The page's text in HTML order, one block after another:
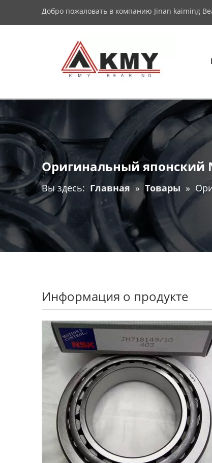
Добро пожаловать в компанию Jinan kaiming
Оригинальный японский
Вы здесь: Главная » Товары »
Информация о продукте